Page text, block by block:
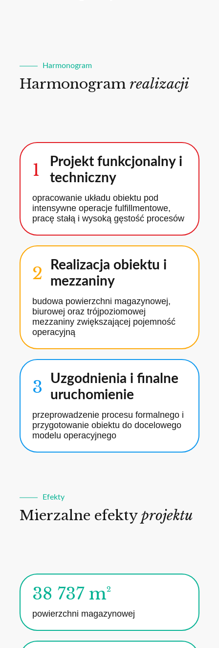
Harmonogram
Harmonogram realizacji
1
Projekt funkcjonalny i
techniczny
opracowanie układu obiektu pod
intensywne operacje fulfillmentowe,
pracę stałą i wysoką gęstość procesów
2
Realizacja obiektu i
mezzaniny
budowa powierzchni magazynowej,
biurowej oraz trójpoziomowej
mezzaniny zwiększającej pojemność
operacyjną
3
Uzgodnienia i finalne
uruchomienie
przeprowadzenie procesu formalnego i
przygotowanie obiektu do docelowego
modelu operacyjnego
Efekty
Mierzalne efekty projektu
38 737 m²
powierzchni magazynowej